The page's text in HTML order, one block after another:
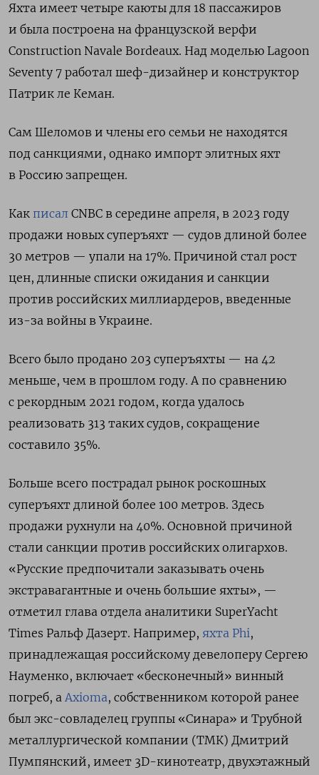
Яхта имеет четыре каюты для 18 пассажиров
и была построена на французской верфи
Construction Navale Bordeaux. Над моделью Lagoon
Seventy 7 работал шеф-дизайнер и конструктор
Патрик ле Кеман.
Сам Шеломов и члены его семьи не находятся
под санкциями, однако импорт элитных яхт
в Россию запрещен.
Как писал CNBC в середине апреля, в 2023 году
продажи новых суперъяхт — судов длиной более
30 метров — упали на 17%. Причиной стал рост
цен, длинные списки ожидания и санкции
против российских миллиардеров, введенные
из-за войны в Украине.
Всего было продано 203 суперъяхты — на 42
меньше, чем в прошлом году. А по сравнению
с рекордным 2021 годом, когда удалось
реализовать 313 таких судов, сокращение
составило 35%.
Больше всего пострадал рынок роскошных
суперъяхт длиной более 100 метров. Здесь
продажи рухнули на 40%. Основной причиной
стали санкции против российских олигархов.
«Русские предпочитали заказывать очень
экстравагантные и очень большие яхты», —
отметил глава отдела аналитики SuperYacht
Times Ральф Дазерт. Например, яхта Phi,
принадлежащая российскому девелоперу Сергею
Науменко, включает «бесконечный» винный
погреб, а Axioma, собственником которой ранее
был экс-совладелец группы «Синара» и Трубной
металлургической компании (ТМК) Дмитрий
Пумпянский, имеет 3D-кинотеатр, двухэтажный